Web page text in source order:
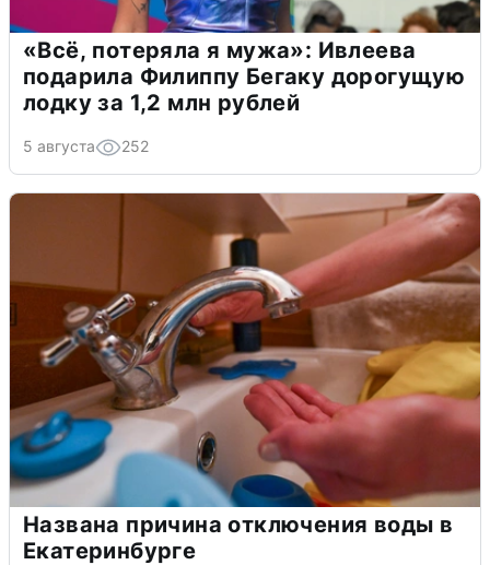
«Всё, потеряла я мужа»: Ивлеева
подарила Филиппу Бегаку дорогущую
лодку за 1,2 млн рублей
5 августа 252
Названа причина отключения воды в
Екатеринбурге